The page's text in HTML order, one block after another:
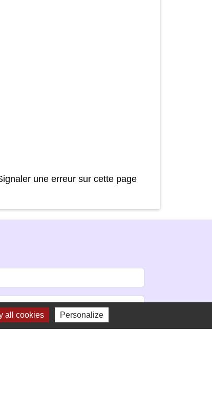
une erreur sur cette page
all cookies Personalize